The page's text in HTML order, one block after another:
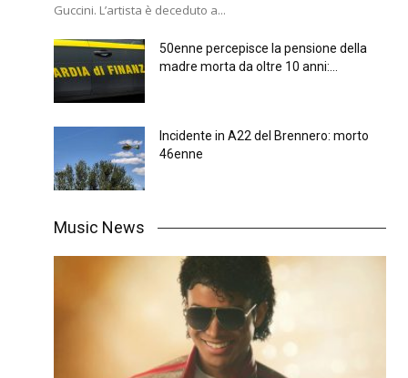
Guccini. L’artista è deceduto a...
50enne percepisce la pensione della
madre morta da oltre 10 anni:...
Incidente in A22 del Brennero: morto
46enne
Music News